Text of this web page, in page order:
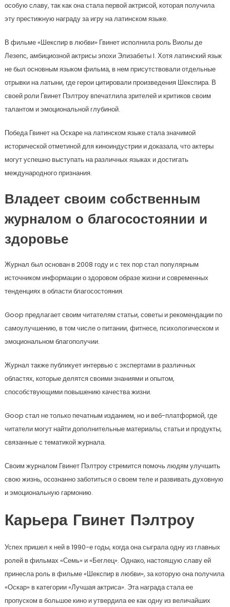
особую славу, так как она стала первой актрисой, которая получила
эту престижную награду за игру на латинском языке.
В фильме «Шекспир в любви» Гвинет исполнила роль Виолы де
Лезепс, амбициозной актрисы эпохи Элизабеты I. Хотя латинский язык
не был основным языком фильма, в нем присутствовали отдельные
отрывки на латыни, где герои цитировали произведения Шекспира. В
своей роли Гвинет Пэлтроу впечатлила зрителей и критиков своим
талантом и эмоциональной глубиной.
Победа Гвинет на Оскаре на латинском языке стала значимой
исторической отметиной для киноиндустрии и доказала, что актеры
могут успешно выступать на различных языках и достигать
международного признания.
Владеет своим собственным
журналом о благосостоянии и
здоровье
Журнал был основан в 2008 году и с тех пор стал популярным
источником информации о здоровом образе жизни и современных
тенденциях в области благосостояния.
Goop предлагает своим читателям статьи, советы и рекомендации по
самоулучшению, в том числе о питании, фитнесе, психологическом и
эмоциональном благополучии.
Журнал также публикует интервью с экспертами в различных
областях, которые делятся своими знаниями и опытом,
способствующими повышению качества жизни.
Goop стал не только печатным изданием, но и веб-платформой, где
читатели могут найти дополнительные материалы, статьи и продукты,
связанные с тематикой журнала.
Своим журналом Гвинет Пэлтроу стремится помочь людям улучшить
свою жизнь, осознанно заботиться о своем теле и развивать духовную
и эмоциональную гармонию.
Карьера Гвинет Пэлтроу
Успех пришел к ней в 1990-е годы, когда она сыграла одну из главных
ролей в фильмах «Семь» и «Беглец». Однако, настоящую славу ей
принесла роль в фильме «Шекспир в любви», за которую она получила
«Оскар» в категории «Лучшая актриса». Эта награда стала ее
пропуском в большое кино и утвердила ее как одну из величайших